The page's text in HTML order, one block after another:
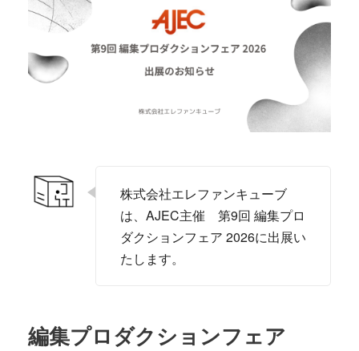
株式会社エレファンキューブ
は、AJEC主催 第9回 編集プロ
ダクションフェア 2026に出展い
たします。
編集プロダクションフェア